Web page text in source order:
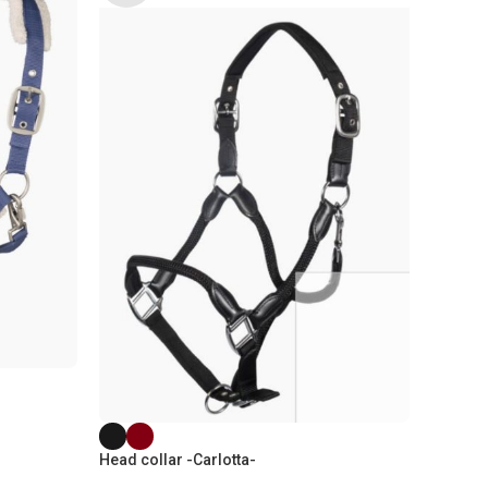
Head collar -Carlotta-